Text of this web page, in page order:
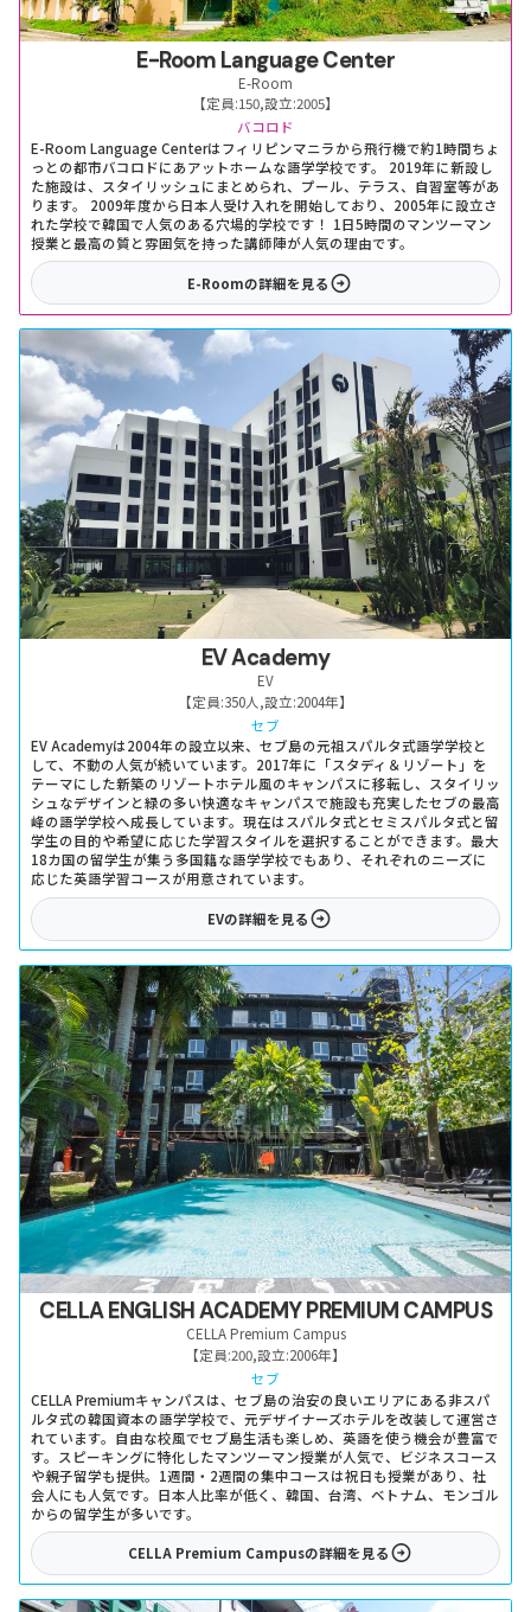
E-Room Language Center
E-Room
【定員:150,設立:2005】
バコロド
E-Room Language Centerはフィリピンマニラから飛行機で約1時間ちょ
っとの都市バコロドにあアットホームな語学学校です。 2019年に新設し
た施設は、スタイリッシュにまとめられ、プール、テラス、自習室等があ
ります。 2009年度から日本人受け入れを開始しており、2005年に設立さ
れた学校で韓国で人気のある穴場的学校です！ 1日5時間のマンツーマン
授業と最高の質と雰囲気を持った講師陣が人気の理由です。
E-Roomの詳細を見る
EV Academy
EV
【定員:350人 ,設立:2004年】
セブ
EV Academyは2004年の設立以来、セブ島の元祖スパルタ式語学学校と
して、不動の人気が続いています。2017年に「スタディ＆リゾート」を
テーマにした新築のリゾートホテル風のキャンパスに移転し、スタイリッ
シュなデザインと緑の多い快適なキャンパスで施設も充実したセブの最高
峰の語学学校へ成長しています。現在はスパルタ式とセミスパルタ式と留
学生の目的や希望に応じた学習スタイルを選択することができます。最大
18カ国の留学生が集う多国籍な語学学校でもあり、それぞれのニーズに
応じた英語学習コースが用意されています。
EVの詳細を見る
CELLA ENGLISH ACADEMY PREMIUM CAMPUS
CELLA Premium Campus
【定員:200,設立:2006年】
セブ
CELLA Premiumキャンパスは、セブ島の治安の良いエリアにある非スパ
ルタ式の韓国資本の語学学校で、元デザイナーズホテルを改装して運営さ
れています。自由な校風でセブ島生活も楽しめ、英語を使う機会が豊富で
す。スピーキングに特化したマンツーマン授業が人気で、ビジネスコース
や親子留学も提供。1週間・2週間の集中コースは祝日も授業があり、社
会人にも人気です。日本人比率が低く、韓国、台湾、ベトナム、モンゴル
からの留学生が多いです。
CELLA Premium Campusの詳細を見る